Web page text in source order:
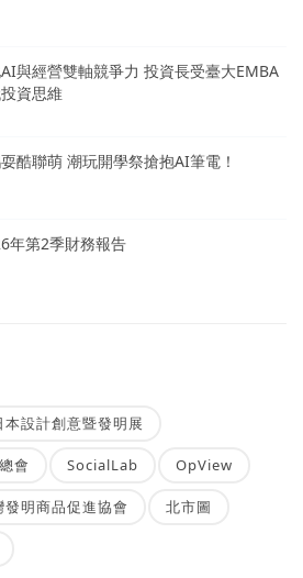
與經營雙軸競爭力 投資長受臺大EMBA
資思維
酷聯萌 潮玩開學祭搶抱AI筆電！
年第2季財務報告
本設計創意暨發明展
會 SocialLab OpView
發明商品促進協會 北市圖